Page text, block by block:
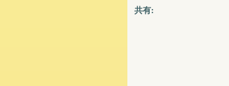
共有: